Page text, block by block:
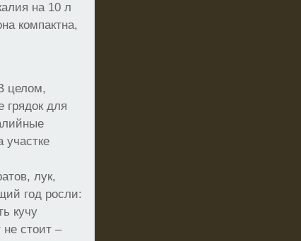
на 10 л
компактна,
целом,
грядок для
участке
лук,
год росли:
кучу
стоит –